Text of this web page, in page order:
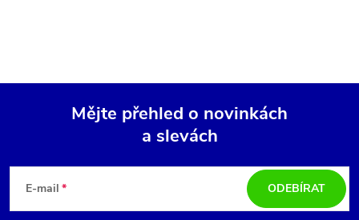
v
Mějte přehled o novinkách
a slevách
E-mail ODEBÍRAT